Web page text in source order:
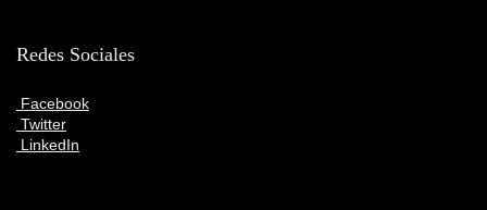
Redes Sociales
Facebook
Twitter
LinkedIn